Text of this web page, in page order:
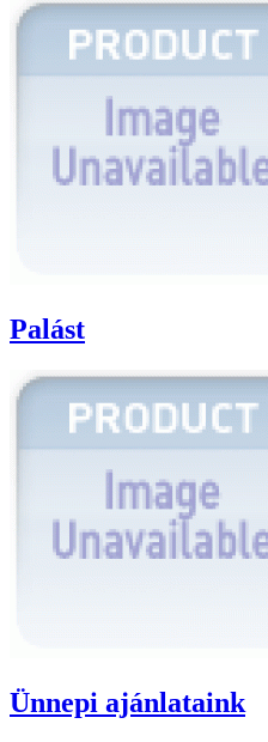
Palást
Ünnepi ajánlataink